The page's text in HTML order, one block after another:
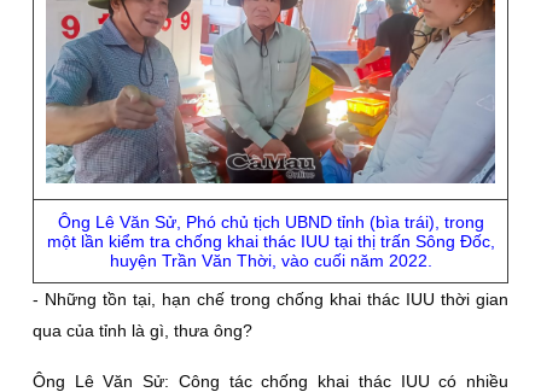
Ông Lê Văn Sử, Phó chủ tịch UBND tỉnh (bìa trái), trong
một lần kiểm tra chống khai thác IUU tại thị trấn Sông Ðốc,
huyện Trần Văn Thời, vào cuối năm 2022.
- Những tồn tại, hạn chế trong chống khai thác IUU thời gian
qua của tỉnh là gì, thưa ông?
Ông Lê Văn Sử: Công tác chống khai thác IUU có nhiều